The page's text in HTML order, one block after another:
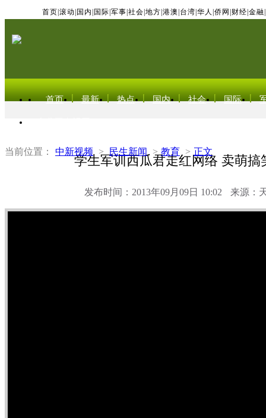
首页 滚动 国内 国际 军事 社会 地方 港澳 台湾 华人 侨网 财经 金融
首页 最新 热点 国内 社会 国际
当前位置： 中新视频 > 民生新闻 > 教育 > 正文
学生军训西瓜君走红网络 卖萌搞
发布时间：2013年09月09日 10:02 来源：